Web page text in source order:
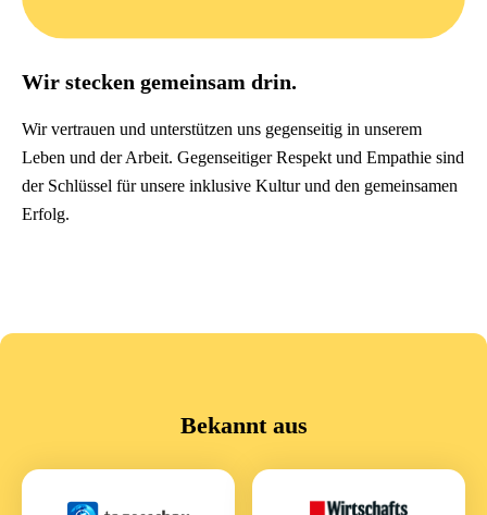
Wir stecken gemeinsam drin.
Wir vertrauen und unterstützen uns gegenseitig in unserem
Leben und der Arbeit. Gegenseitiger Respekt und Empathie sind
der Schlüssel für unsere inklusive Kultur und den gemeinsamen
Erfolg.
Bekannt aus